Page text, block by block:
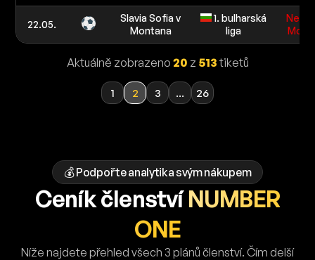
22.05.
Slavia Sofia v
Montana
1. bulharská
liga
Aktuálně zobrazeno 20 z 513tiketů
1 2 3 ... 26
💰 Podpořte analytika svým nákupem
Ceník členstvíNUMBER
ONE
Níže najdete přehled všech 3 plánů členství. Čím delší